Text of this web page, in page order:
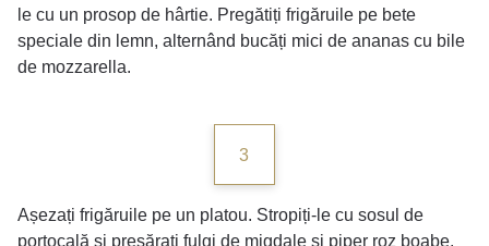
le cu un prosop de hârtie. Pregătiți frigăruile pe bete
speciale din lemn, alternând bucăți mici de ananas cu bile
de mozzarella.
3
Așezați frigăruile pe un platou. Stropiți-le cu sosul de
portocală și presărați fulgi de migdale și piper roz boabe.